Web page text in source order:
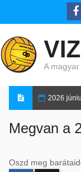
A
2026
Megvan a
Oszd meg